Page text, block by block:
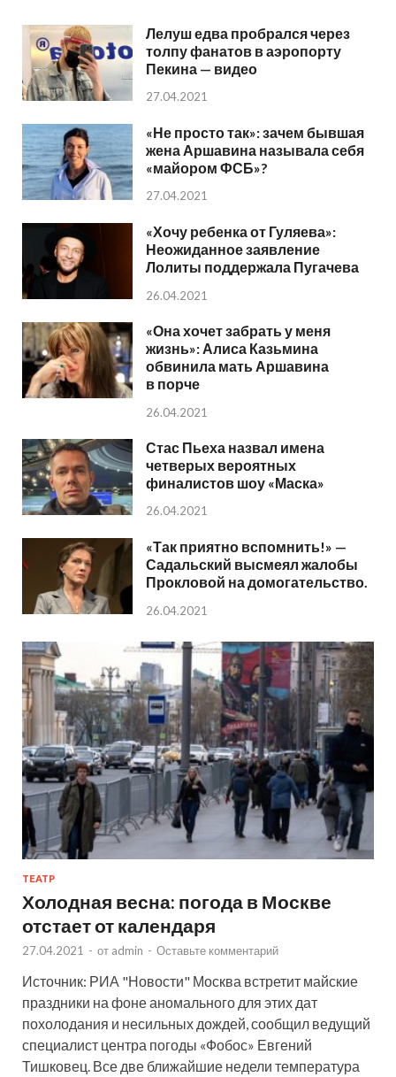
Лелуш едва пробрался через
толпу фанатов в аэропорту
Пекина — видео
27.04.2021
«Не просто так»: зачем бывшая
жена Аршавина называла себя
«майором ФСБ»?
27.04.2021
«Хочу ребенка от Гуляева»:
Неожиданное заявление
Лолиты поддержала Пугачева
26.04.2021
«Она хочет забрать у меня
жизнь»: Алиса Казьмина
обвинила мать Аршавина
в порче
26.04.2021
Стас Пьеха назвал имена
четверых вероятных
финалистов шоу «Маска»
26.04.2021
«Так приятно вспомнить!» —
Садальский высмеял жалобы
Прокловой на домогательство.
26.04.2021
ТЕАТР
Холодная весна: погода в Москве
отстает от календаря
27.04.2021 - от admin - Оставьте комментарий
Источник: РИА "Новости" Москва встретит майские
праздники на фоне аномального для этих дат
похолодания и несильных дождей, сообщил ведущий
специалист центра погоды «Фобос» Евгений
Тишковец. Все две ближайшие недели температура